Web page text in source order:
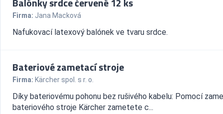
Firma: Jana Macková
Nafukovací latexový balónek ve tvaru srdce.
Bateriové zametací stroje
Firma: Kärcher spol. s r. o.
Díky bateriovému pohonu bez rušivého kabelu: Pomocí
bateriového stroje Kärcher zametete c...